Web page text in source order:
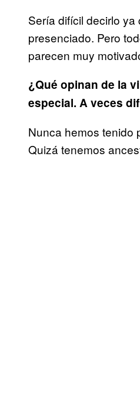
Sería difícil decirlo
presenciado. Pero
parecen muy
¿Qué opinan de la
especial. A veces
Nunca hemos tenido
Quizá tenemos